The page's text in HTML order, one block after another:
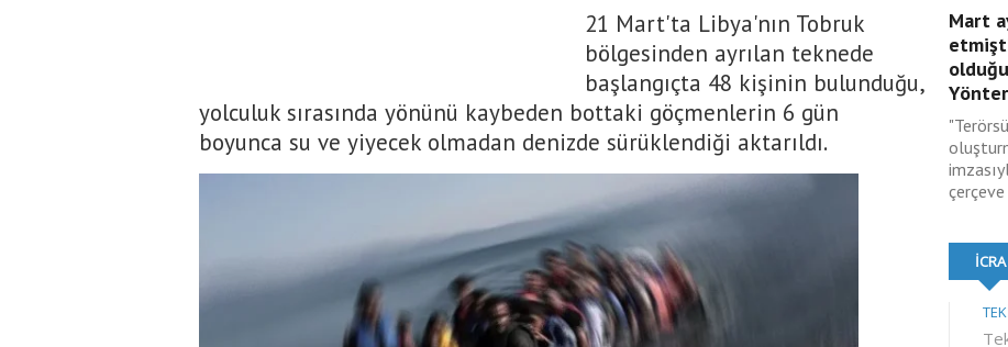
21 Mart'ta Libya'nın Tobruk
bölgesinden ayrılan teknede
başlangıçta 48 kişinin bulunduğu,
yolculuk sırasında yönünü kaybeden bottaki göçmenlerin 6 gün
boyunca su ve yiyecek olmadan denizde sürüklendiği aktarıldı.
Mart